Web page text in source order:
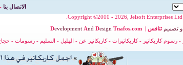
الاتصال بنا
Copyright ©2000 - 2026, Jelsoft Enterprises Ltd.
Development And Design Tnafos.com | و تصميم تنافس
- رسوم كاريكاتير -كاريكاتيرات -كاريكاتير عن - الهليل - السليم -رسومات -